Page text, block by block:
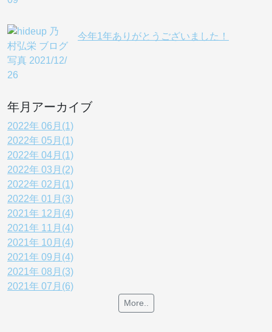
今年1年ありがとうございました！
年月アーカイブ
2022年 06月(1)
2022年 05月(1)
2022年 04月(1)
2022年 03月(2)
2022年 02月(1)
2022年 01月(3)
2021年 12月(4)
2021年 11月(4)
2021年 10月(4)
2021年 09月(4)
2021年 08月(3)
2021年 07月(6)
More..